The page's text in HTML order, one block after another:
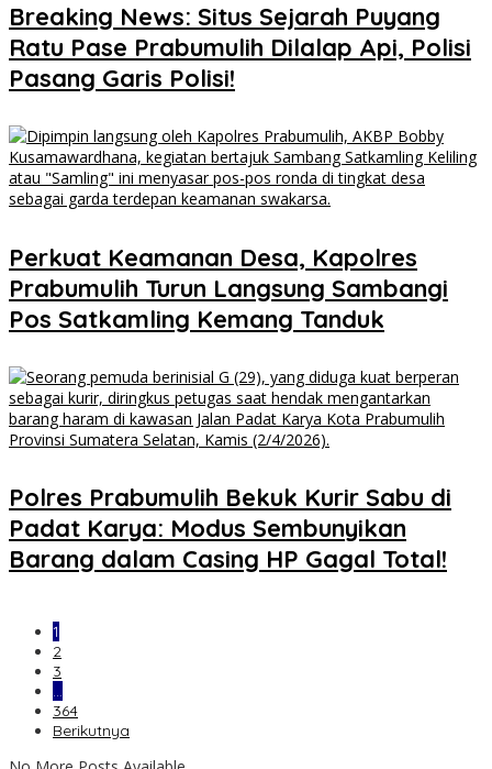
Breaking News: Situs Sejarah Puyang
Ratu Pase Prabumulih Dilalap Api, Polisi
Pasang Garis Polisi!
Perkuat Keamanan Desa, Kapolres
Prabumulih Turun Langsung Sambangi
Pos Satkamling Kemang Tanduk
Polres Prabumulih Bekuk Kurir Sabu di
Padat Karya: Modus Sembunyikan
Barang dalam Casing HP Gagal Total!
1
2
3
…
364
Berikutnya